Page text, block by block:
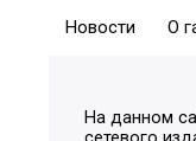
Новости О
На данном